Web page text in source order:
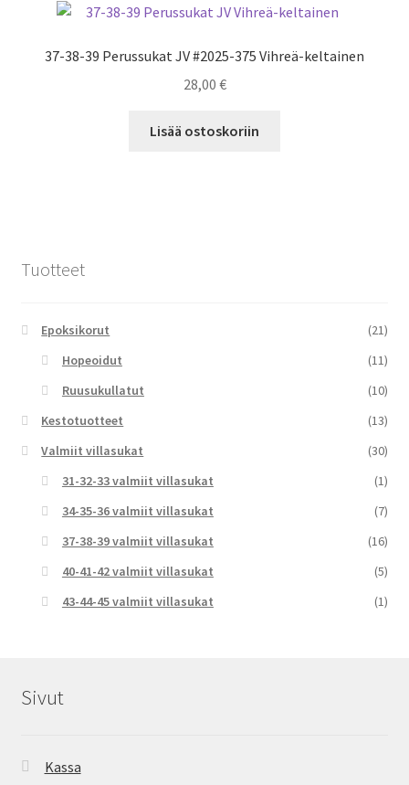
37-38-39 Perussukat JV #2025-375 Vihreä-keltainen
28,00 €
Lisää ostoskoriin
Tuotteet
Epoksikorut
(21)
Hopeoidut
(11)
Ruusukullatut
(10)
Kestotuotteet
(13)
Valmiit villasukat
(30)
31-32-33 valmiit villasukat
(1)
34-35-36 valmiit villasukat
(7)
37-38-39 valmiit villasukat
(16)
40-41-42 valmiit villasukat
(5)
43-44-45 valmiit villasukat
(1)
Sivut
Kassa